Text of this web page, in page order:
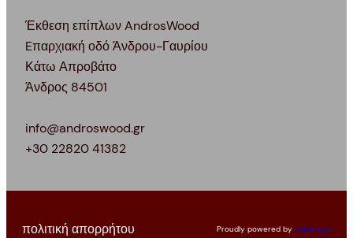
Έκθεση επίπλων AndrosWood
Eπαρχιακή οδό Άνδρου-Γαυρίου
Κάτω Απροβάτο
Άνδρος 84501
info@androswood.gr
+30 22820 41382
πολιτική απορρήτου Proudly powered by datdesign